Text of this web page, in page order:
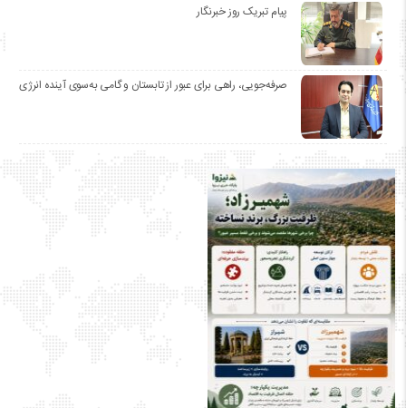
پیام تبریک روز خبرنگار
صرفه‌جویی، راهی برای عبور از تابستان و گامی به‌سوی آینده انرژی